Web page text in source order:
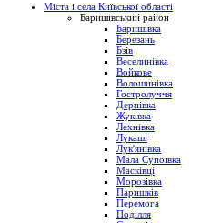
Міста і села Київської області
Баришівський район
Баришівка
Березань
Бзів
Веселинівка
Войкове
Волошинівка
Гостролуччя
Дернівка
Жуківка
Лехнівка
Лукаші
Лук'янівка
Мала Супоївка
Масківці
Морозівка
Паришків
Перемога
Поділля